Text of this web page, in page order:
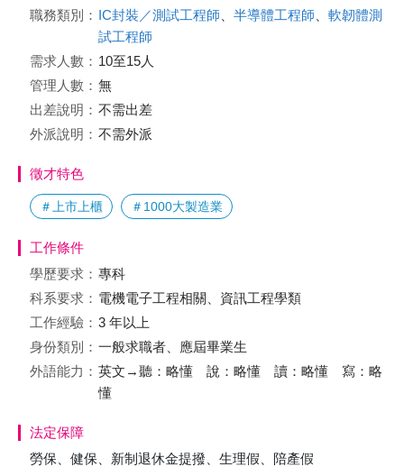
職務類別： IC封裝／測試工程師 半導體工程師
軟韌體測
試工程師
需求人數： 10至15人
管理人數： 無
出差說明： 不需出差
外派說明： 不需外派
徵才特色
＃上市上櫃 ＃1000大製造業
工作條件
學歷要求： 專科
科系要求： 電機電子工程相關、資訊工程學類
工作經驗： 3 年以上
身份類別： 一般求職者、應屆畢業生
外語能力： 英文→聽：略懂 說：略懂 讀：略懂 寫：略
懂
法定保障
勞保、健保、新制退休金提撥、生理假、陪產假